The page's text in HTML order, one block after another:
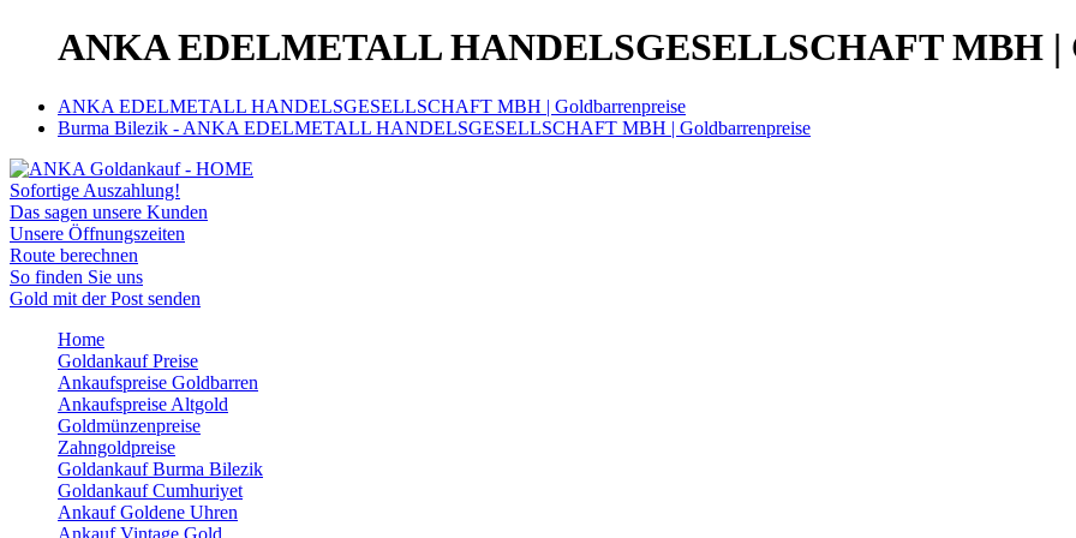
ANKA EDELMETALL HANDELSGESELLSCHAFT MBH |
ANKA EDELMETALL HANDELSGESELLSCHAFT MBH | Goldbarrenpreise
Burma Bilezik - ANKA EDELMETALL HANDELSGESELLSCHAFT MBH | Goldbarrenpreise
Sofortige Auszahlung!
Das sagen unsere Kunden
Unsere Öffnungszeiten
Route berechnen
So finden Sie uns
Gold mit der Post senden
Home
Goldankauf Preise
Ankaufspreise Goldbarren
Ankaufspreise Altgold
Goldmünzenpreise
Zahngoldpreise
Goldankauf Burma Bilezik
Goldankauf Cumhuriyet
Ankauf Goldene Uhren
Ankauf Vintage Gold